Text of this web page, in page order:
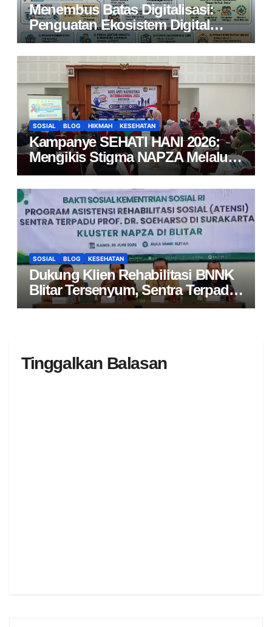
Menembus Batas Digitalisasi:
Penguatan Ekosistem Digital
UMKM yang Berdampak Nyata
SOSIAL BLOG HIKMAH KESEHATAN
Kampanye SEHATI HANI 2026:
Mengikis Stigma NAPZA Melalui
Edukasi Interaktif dan Layanan
Kesehatan Gratis bagi Masyarakat
SOSIAL BLOG KESEHATAN
Dukung Klien Rehabilitasi BNNK
Blitar Tersenyum, Sentra Terpadu
Soeharso Salurkan Atensi
Tinggalkan Balasan